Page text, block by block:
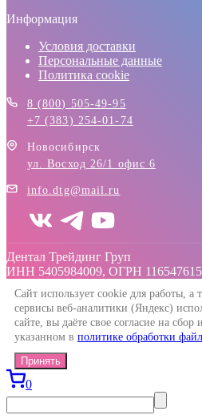
Информация
Условия доставки
Персональные данные
Политика cookie
8 (800) 505-49-95
+7 (383) 254-01-74
Новосибирск
ул. Восход 26/1 офис 6
info.dtg@mail.ru
Дентал Трейдинг Груп
ИНН 5405984009, ОГРН
Сайт использует cookie для работы, а
сервисы веб-аналитики (Яндекс)
сайте, вы даёте свое согласие на
указанном в политике обработки
Принять
0